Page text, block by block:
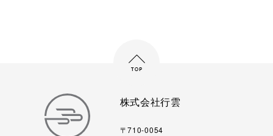
株式会社行雲
〒710-0054